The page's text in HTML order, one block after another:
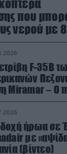
που
νερού με
F-35B
Miramar – Ο
ήρωα σε
με
(βίντεο)